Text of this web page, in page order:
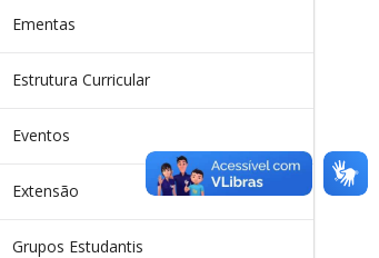
Ementas
Estrutura Curricular
Eventos
Extensão
Grupos Estudantis